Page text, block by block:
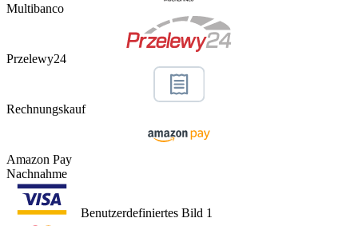
Multibanco
Przelewy24
Rechnungskauf
Amazon Pay
Nachnahme
Benutzerdefiniertes Bild 1